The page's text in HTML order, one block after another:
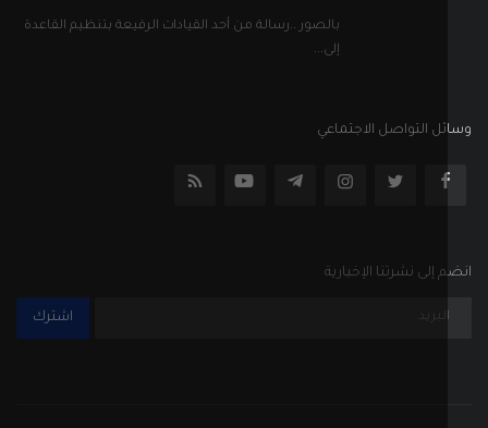
بالصور ..رسالة من أحد القيادات الرفيعة بتنظيم القاعدة
التواصل الاجتماعي
إلى نشرتنا الإخبارية